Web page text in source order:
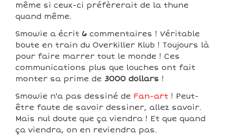
même si ceux-ci préfèrerait de la thune
quand même.
Smowie a écrit 6 commentaires ! Véritable
boute en train du Overkiller Klub ! Toujours là
pour faire marrer tout le monde ! Ces
communications plus que louches ont fait
monter sa prime de 3000 dollars !
Smowie n'a pas dessiné de Fan-art ! Peut-
être faute de savoir dessiner, allez savoir.
Mais nul doute que ça viendra ! Et que quand
ça viendra, on en reviendra pas.